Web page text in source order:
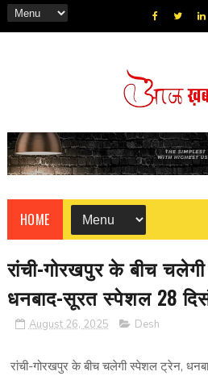
HOME
रांची-गोरखपुर के बीच
धनबाद-सूरत स्पेशल 28
August 26, 2025 Desh
रांची-गोरखपुर के बीच चलेगी स्पेशल ट्रेन,